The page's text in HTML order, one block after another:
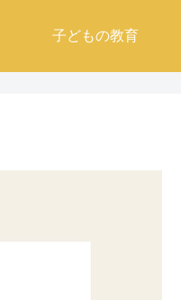
子どもの教育